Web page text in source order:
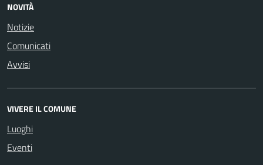
NOVITÀ
Notizie
Comunicati
Avvisi
VIVERE IL COMUNE
Luoghi
Eventi